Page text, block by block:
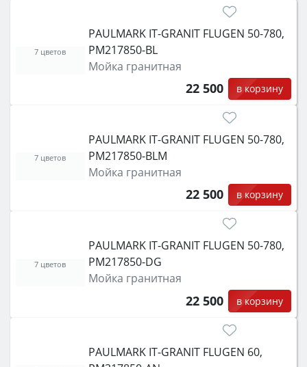
PAULMARK IT-GRANIT FLUGEN 50-780,
PM217850-BL
Мойка гранитная
22 500 в корзину
7 цветов
PAULMARK IT-GRANIT FLUGEN 50-780,
PM217850-BLM
Мойка гранитная
22 500 в корзину
7 цветов
PAULMARK IT-GRANIT FLUGEN 50-780,
PM217850-DG
Мойка гранитная
22 500 в корзину
7 цветов
PAULMARK IT-GRANIT FLUGEN 60,